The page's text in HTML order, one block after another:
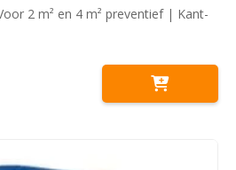
2 m² en 4 m² preventief | Kant-